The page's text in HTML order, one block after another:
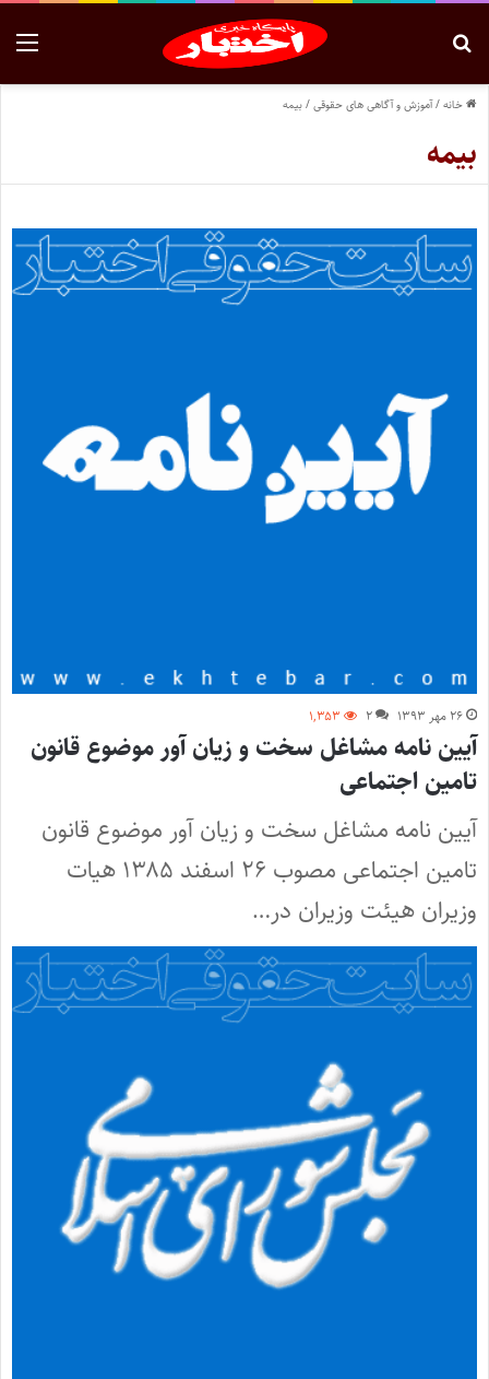
خانه/آموزش و آگاهی های حقوقی/بیمه
بیمه
۲۶ مهر ۱۳۹۳ ۲ ۱,۳۵۳
آیین نامه مشاغل سخت و زیان آور موضوع قانون
تامین اجتماعی
آیین نامه مشاغل سخت و زیان آور موضوع قانون
تامین اجتماعی مصوب ۲۶ اسفند ۱۳۸۵ هیات
وزیران هیئت وزیران در…